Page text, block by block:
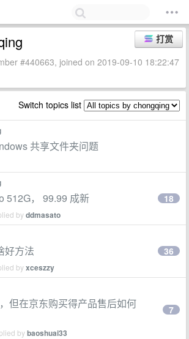
打赏
#440663, joined on 2019-09-10 18:22:47
Switch topics list
共享文件夹问题
512G， 99.99 成新
byddmasato
18
好方法
byxceszzy
36
但在京东购买得产品售后如何
bybaoshuai33
7